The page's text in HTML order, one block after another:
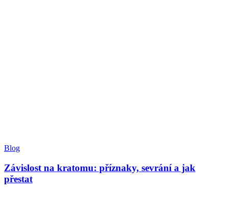
Blog
Závislost na kratomu: příznaky, sevrání a jak
přestat